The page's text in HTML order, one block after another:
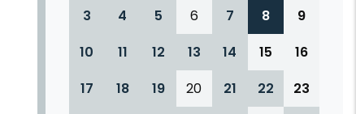
3
4 5 6 7 8
9
10
11 12 13 14 15
16
17
18 19 20 21 22
23